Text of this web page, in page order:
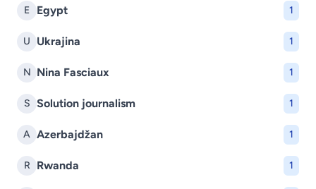
E Egypt 1
U Ukrajina 1
N Nina Fasciaux 1
S Solution journalism 1
A Azerbajdžan 1
R Rwanda 1